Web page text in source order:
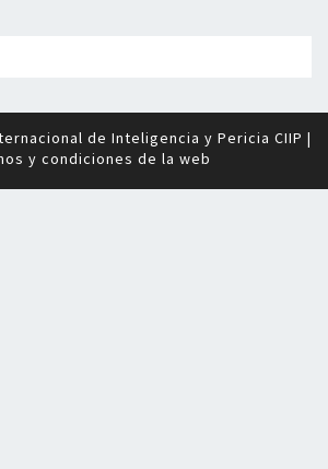
de Inteligencia y Pericia CIIP |
y condiciones de la web